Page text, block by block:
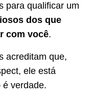
para qualificar um
dos que
com você.
acreditam que,
ele está
é verdade.